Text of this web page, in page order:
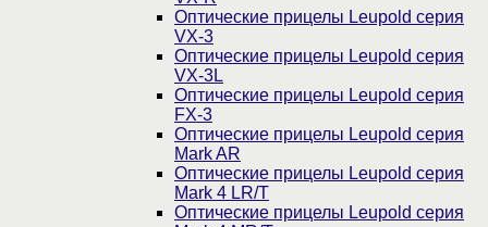
Оптические прицелы Leupold серия
VX-3
Оптические прицелы Leupold серия
VX-3L
Оптические прицелы Leupold серия
FX-3
Оптические прицелы Leupold серия
Mark AR
Оптические прицелы Leupold серия
Mark 4 LR/T
Оптические прицелы Leupold серия